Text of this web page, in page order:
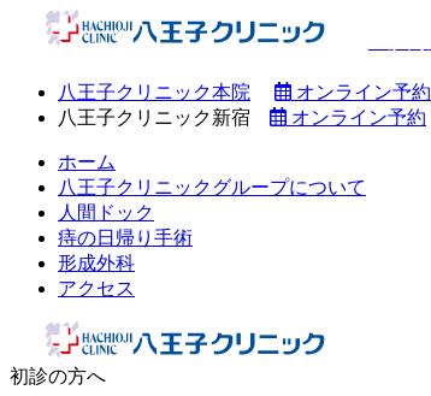
八王子クリニック本院 オンライン予約
八王子クリニック新宿
オンライン予約
ホーム
八王子クリニックグループについて
人間ドック
痔の日帰り手術
形成外科
アクセス
初診の方へ